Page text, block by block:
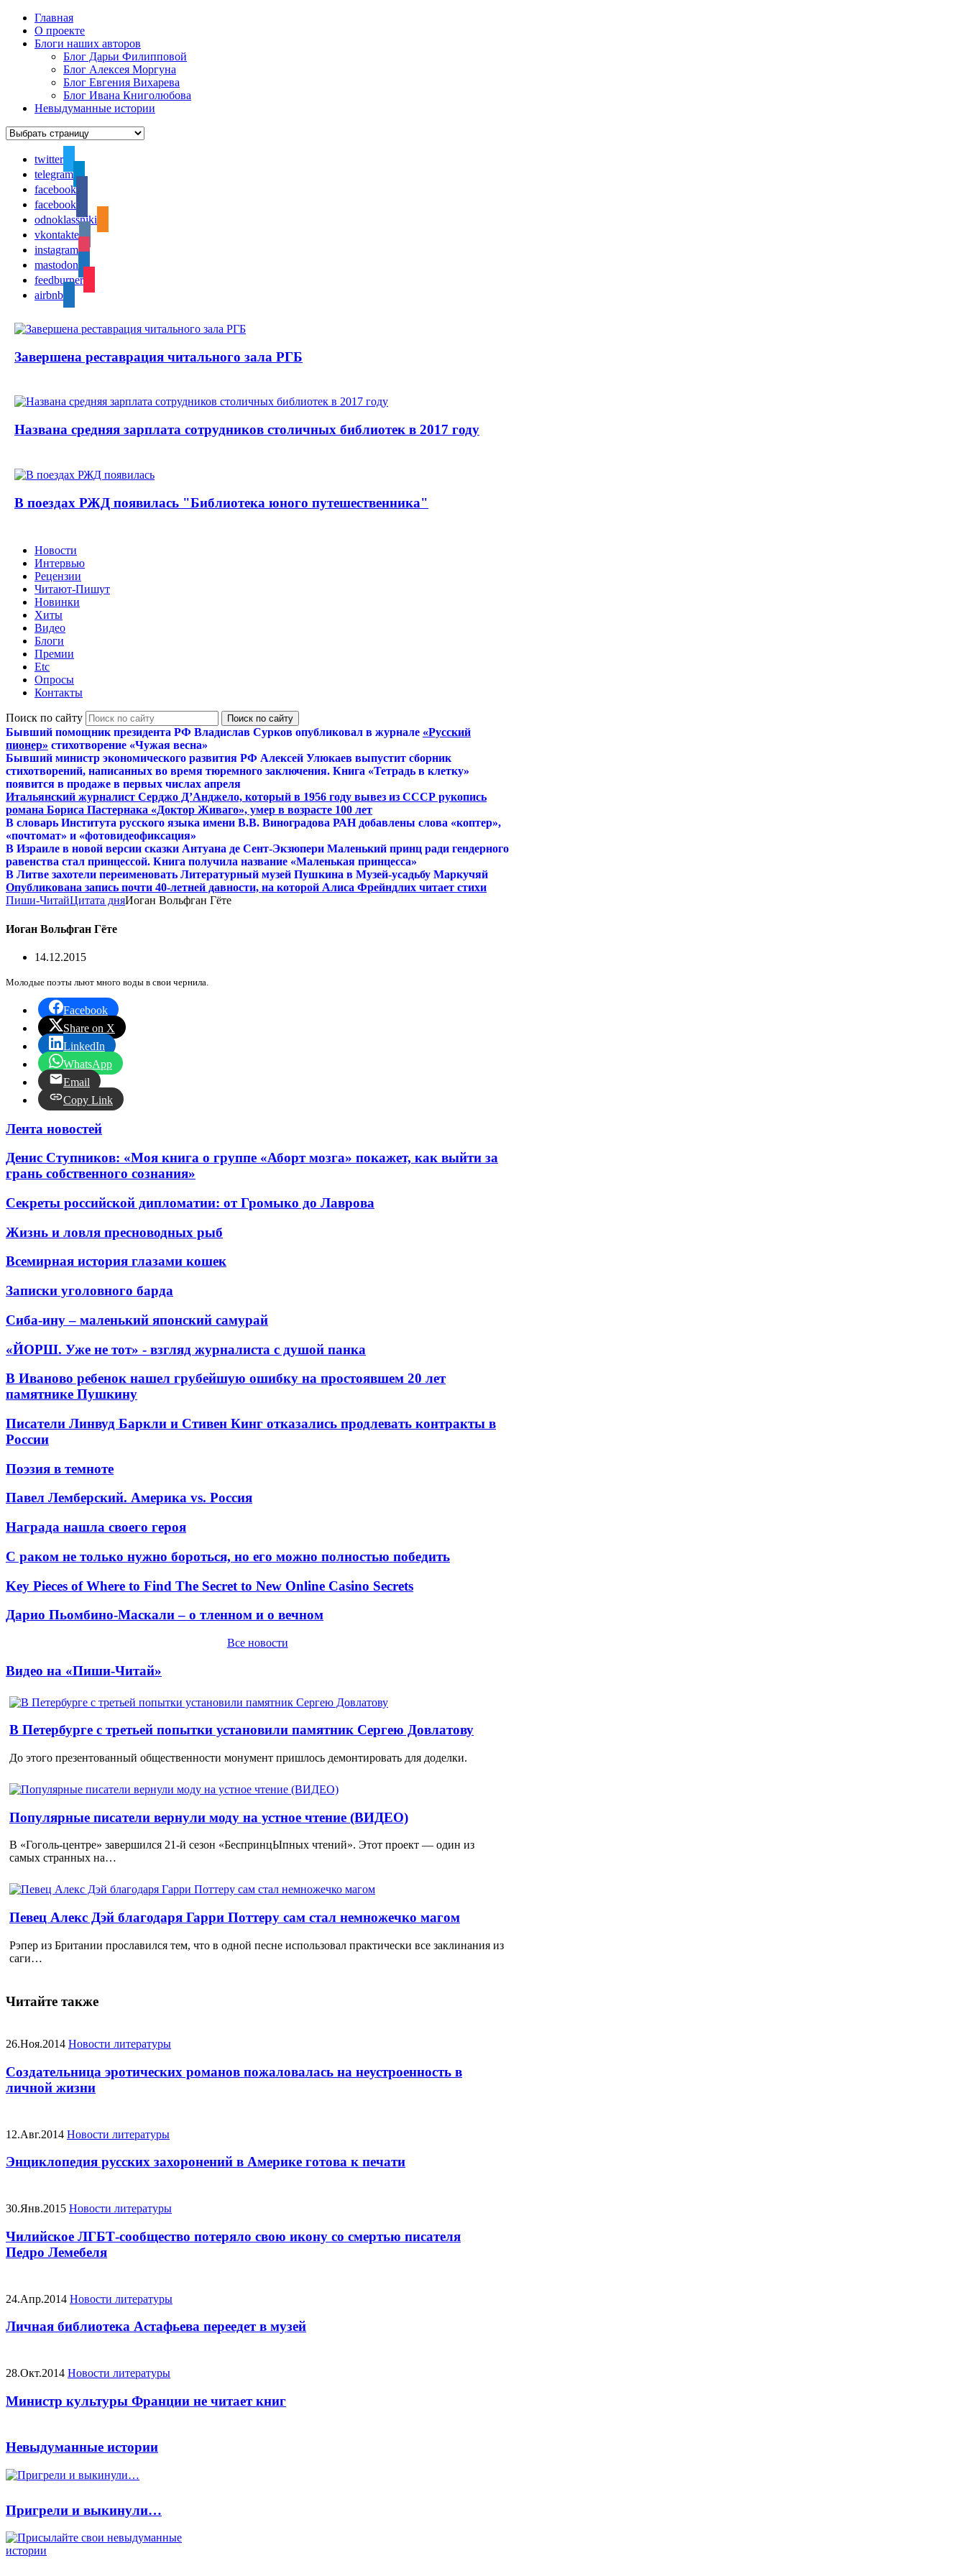
Главная
О проекте
Блоги наших авторов
Блог Дарьи Филипповой
Блог Алексея Моргуна
Блог Евгения Вихарева
Блог Ивана Книголюбова
Невыдуманные истории
twitter
telegram
facebook
facebook
odnoklassniki
vkontakte
instagram
mastodon
feedburner
airbnb
Завершена реставрация читального зала РГБ
Названа средняя зарплата сотрудников столичных библиотек в 2017 году
В поездах РЖД появилась "Библиотека юного путешественника"
Новости
Интервью
Рецензии
Читают-Пишут
Новинки
Хиты
Видео
Блоги
Премии
Etc
Опросы
Контакты
Поиск по сайту
Бывший помощник президента РФ Владислав Сурков опубликовал в журнале «Русский
пионер» стихотворение «Чужая весна»
Бывший министр экономического развития РФ Алексей Улюкаев выпустит сборник
стихотворений, написанных во время тюремного заключения. Книга «Тетрадь в клетку»
появится в продаже в первых числах апреля
Итальянский журналист Серджо Д’Анджело, который в 1956 году вывез из СССР рукопись
романа Бориса Пастернака «Доктор Живаго», умер в возрасте 100 лет
В словарь Института русского языка имени В.В. Виноградова РАН добавлены слова «коптер»,
«почтомат» и «фотовидеофиксация»
В Израиле в новой версии сказки Антуана де Сент-Экзюпери Маленький принц ради гендерного
равенства стал принцессой. Книга получила название «Маленькая принцесса»
В Литве захотели переименовать Литературный музей Пушкина в Музей-усадьбу Маркучяй
Опубликована запись почти 40-летней давности, на которой Алиса Фрейндлих читает стихи
Пиши-ЧитайЦитата дняИоган Вольфган Гёте
Иоган Вольфган Гёте
14.12.2015
Молодые поэты льют много воды в свои чернила.
Facebook
Share on X
LinkedIn
WhatsApp
Email
Copy Link
Лента новостей
Денис Ступников: «Моя книга о группе «Аборт мозга» покажет, как выйти за
грань собственного сознания»
Секреты российской дипломатии: от Громыко до Лаврова
Жизнь и ловля пресноводных рыб
Всемирная история глазами кошек
Записки уголовного барда
Сиба-ину – маленький японский самурай
«ЙОРШ. Уже не тот» - взгляд журналиста с душой панка
В Иваново ребенок нашел грубейшую ошибку на простоявшем 20 лет
памятнике Пушкину
Писатели Линвуд Баркли и Стивен Кинг отказались продлевать контракты в
России
Поэзия в темноте
Павел Лемберский. Америка vs. Россия
Награда нашла своего героя
С раком не только нужно бороться, но его можно полностью победить
Key Pieces of Where to Find The Secret to New Online Casino Secrets
Дарио Пьомбино-Маскали – о тленном и о вечном
Все новости
Видео на «Пиши-Читай»
В Петербурге с третьей попытки установили памятник Сергею Довлатову
До этого презентованный общественности монумент пришлось демонтировать для доделки.
Популярные писатели вернули моду на устное чтение (ВИДЕО)
В «Гоголь-центре» завершился 21-й сезон «БеспринцЫпных чтений». Этот проект — один из
самых странных на…
Певец Алекс Дэй благодаря Гарри Поттеру сам стал немножечко магом
Рэпер из Британии прославился тем, что в одной песне использовал практически все заклинания из
саги…
Читайте также
26.Ноя.2014 Новости литературы
Создательница эротических романов пожаловалась на неустроенность в
личной жизни
12.Авг.2014 Новости литературы
Энциклопедия русских захоронений в Америке готова к печати
30.Янв.2015 Новости литературы
Чилийское ЛГБТ-сообщество потеряло свою икону со смертью писателя
Педро Лемебеля
24.Апр.2014 Новости литературы
Личная библиотека Астафьева переедет в музей
28.Окт.2014 Новости литературы
Министр культуры Франции не читает книг
Невыдуманные истории
Пригрели и выкинули…